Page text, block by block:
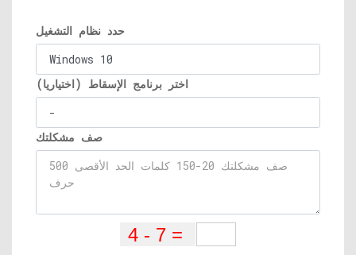
حدد نظام التشغيل
اختر برنامج الإسقاط (اختياريا)
صف مشكلتك